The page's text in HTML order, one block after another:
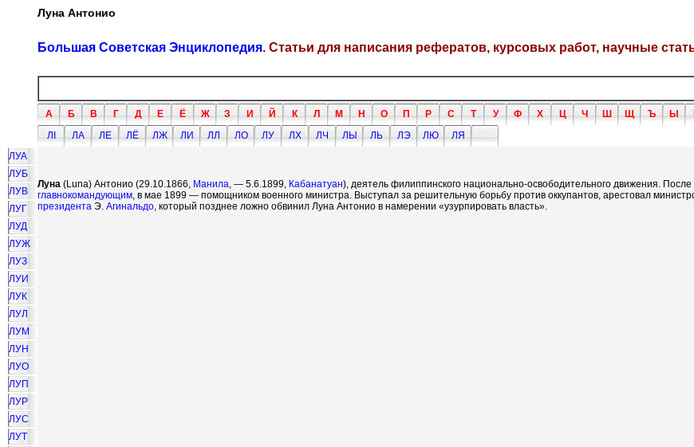
Луна Антонио
Большая Советская Энциклопедия. Статьи для написания рефератов, курсовых работ, научные
А Б В Г Д Е Ё Ж З И Й К Л М Н О П Р С Т У Ф Х Ц Ч Ш Щ Ъ Ы
ЛI
ЛА ЛЕ ЛЁ ЛЖ ЛИ ЛЛ ЛО ЛУ ЛХ ЛЧ ЛЫ ЛЬ ЛЭ ЛЮ
ЛЯ
ЛУА
ЛУБ
ЛУВ
ЛУГ
ЛУД
ЛУЖ
ЛУЗ
ЛУИ
ЛУК
ЛУЛ
ЛУМ
ЛУН
ЛУО
ЛУП
ЛУР
ЛУС
ЛУТ
Луна (Luna) Антонио (29.10.1866, Манила, — 5.6.1899, Кабанатуан), деятель филиппинского национально-освободительного движения. После
главнокомандующим, в мае 1899 — помощником военного министра. Выступал за решительную борьбу против оккупантов, арестовал
президента Э. Агинальдо, который позднее ложно обвинил Луна Антонио в намерении «узурпировать власть».